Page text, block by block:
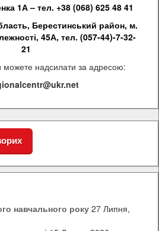
1А – тел. +38 (068) 625 48 41
Берестинський район, м.
45А, тел. (057-44)-7-32-
21
надсилати за адресою:
навчального року 27 Липня,